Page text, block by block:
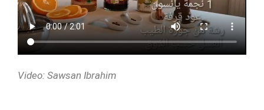
Video: Sawsan Ibrahim